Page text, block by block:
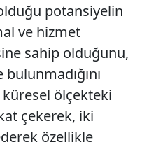
potansiyelin
ve hizmet
sahip olduğunu,
küresel ölçekteki
çekerek, iki
özellikle